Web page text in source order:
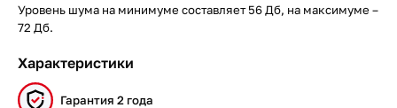
Уровень шума на минимуме составляет 56 Дб, на максимуме –
72 Дб.
Характеристики
Гарантия 2 года